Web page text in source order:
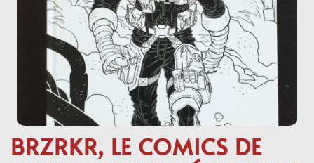
BRZRKR, LE COMICS DE